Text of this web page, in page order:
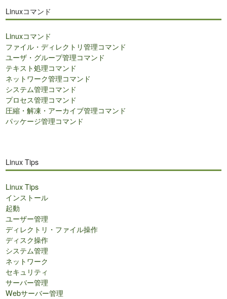
内
索
Linuxコマンド
Linuxコマンド
ファイル・ディレクトリ管理コマンド
ユーザ・グループ管理コマンド
テキスト処理コマンド
ネットワーク管理コマンド
システム管理コマンド
プロセス管理コマンド
圧縮・解凍・アーカイブ管理コマンド
パッケージ管理コマンド
Linux Tips
Linux Tips
インストール
起動
ユーザー管理
ディレクトリ・ファイル操作
ディスク操作
システム管理
ネットワーク
セキュリティ
サーバー管理
Webサーバー管理